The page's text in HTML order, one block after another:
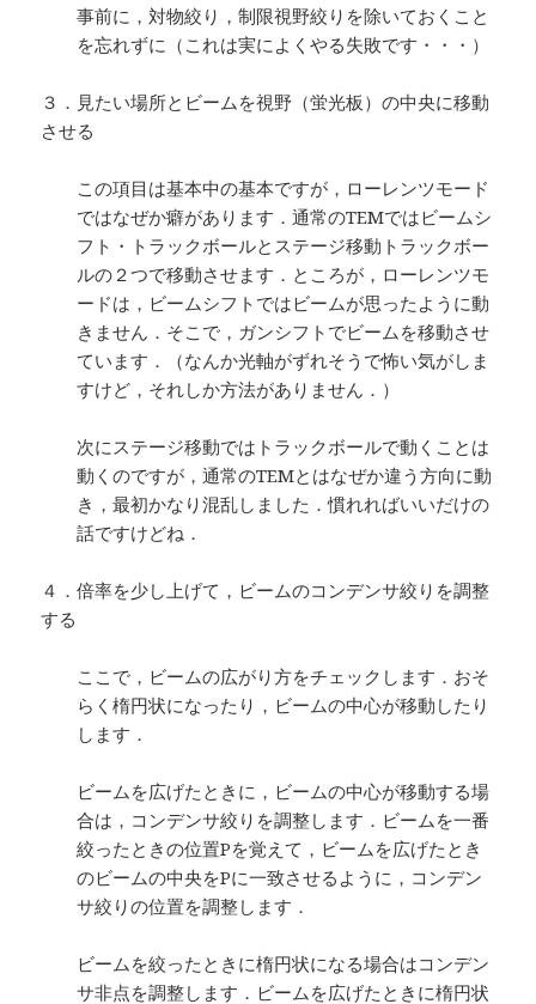
事前に，対物絞り，制限視野絞りを除いておくこと
を忘れずに（これは実によくやる失敗です・・・）
３．見たい場所とビームを視野（蛍光板）の中央に移動
させる
この項目は基本中の基本ですが，ローレンツモード
ではなぜか癖があります．通常のTEMではビームシ
フト・トラックボールとステージ移動トラックボー
ルの２つで移動させます．ところが，ローレンツモ
ードは，ビームシフトではビームが思ったように動
きません．そこで，ガンシフトでビームを移動させ
ています．（なんか光軸がずれそうで怖い気がしま
すけど，それしか方法がありません．）
次にステージ移動ではトラックボールで動くことは
動くのですが，通常のTEMとはなぜか違う方向に動
き，最初かなり混乱しました．慣れればいいだけの
話ですけどね．
４．倍率を少し上げて，ビームのコンデンサ絞りを調整
する
ここで，ビームの広がり方をチェックします．おそ
らく楕円状になったり，ビームの中心が移動したり
します．
ビームを広げたときに，ビームの中心が移動する場
合は，コンデンサ絞りを調整します．ビームを一番
絞ったときの位置Pを覚えて，ビームを広げたとき
のビームの中央をPに一致させるように，コンデン
サ絞りの位置を調整します．
ビームを絞ったときに楕円状になる場合はコンデン
サ非点を調整します．ビームを広げたときに楕円状